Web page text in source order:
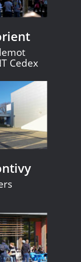
Cedex